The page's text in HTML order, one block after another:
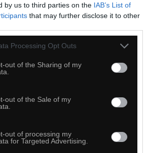
by us to third parties on the IAB’s List of
that may further disclose it to other
Processing Opt Outs
out of the Sharing of my
out of the Sale of my
out of processing my
for Targeted Advertising.
56
Dodaj do przyjaciół